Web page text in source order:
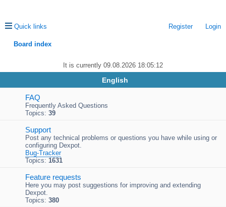
Quick links Login
Register
Board index
rc
h
It is currently 09.08.2026 18:05:12
English
FAQ
Frequently Asked Questions
Topics: 39
Support
Post any technical problems or questions you have while using or
configuring Dexpot.
Bug-Tracker
Topics: 1631
Feature requests
Here you may post suggestions for improving and extending
Dexpot.
Topics: 380